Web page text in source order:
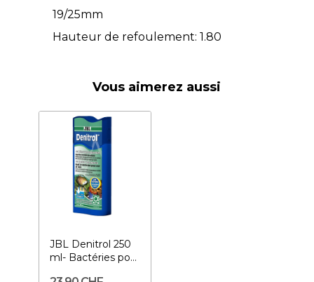
19/25mm
Hauteur de refoulement: 1.80
Vous aimerez aussi
JBL Denitrol 250
ml- Bactéries pour